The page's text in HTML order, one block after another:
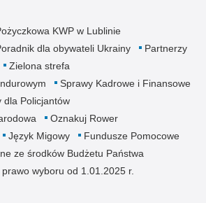
KWP w Lublinie
dla obywateli Ukrainy
Partnerzy
Zielona strefa
Sprawy Kadrowe i Finansowe
dla Policjantów
Oznakuj Rower
Język Migowy
Fundusze Pomocowe
ze środków Budżetu Państwa
wyboru od 1.01.2025 r.